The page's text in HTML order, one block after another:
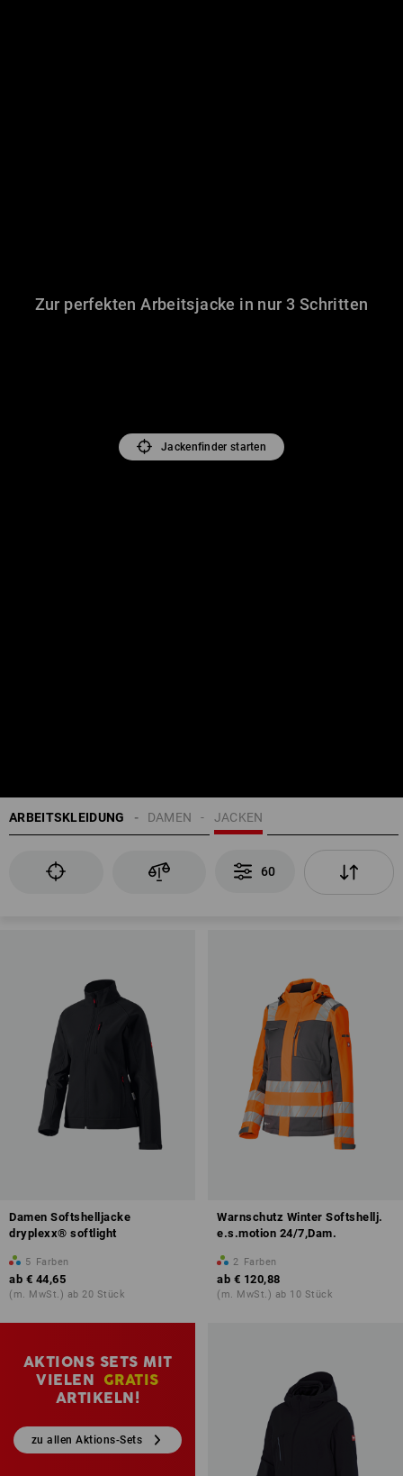
Zur perfekten Arbeitsjacke in nur 3 Schritten
Jackenfinder starten
ARBEITSKLEIDUNG JACKEN
DAMEN
60
Damen Softshelljacke
dryplexx® softlight
5 Farben
ab € 44,65
(m. MwSt.) ab 20 Stück
Warnschutz Winter Softshellj.
e.s.motion 24/7,Dam.
2 Farben
ab € 120,88
(m. MwSt.) ab 10 Stück
AKTIONS SETS MIT
VIELEN GRATIS
ARTIKELN!
zu allen Aktions-Sets